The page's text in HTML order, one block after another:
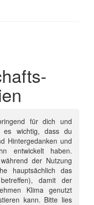
für dich und
wichtig, dass du
Hintergedanken und
entwickelt haben.
der Nutzung
hauptsächlich das
damit der
Klima genutzt
kann. Bitte lies